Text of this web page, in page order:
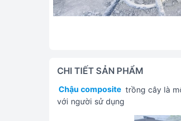
CHI TIẾT SẢN PHẨM
Chậu composite trồng cây là
với người sử dụng